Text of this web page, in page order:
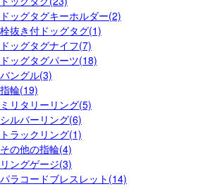
ドッグタグキーホルダー(2)
栓抜き付ドッグタグ(1)
ドッグタグナイフ(7)
ドッグタグパーツ(18)
バングル(3)
指輪(19)
ミリタリーリング(5)
シルバーリング(6)
トラックリング(1)
その他の指輪(4)
リングゲージ(3)
パラコードブレスレット(14)